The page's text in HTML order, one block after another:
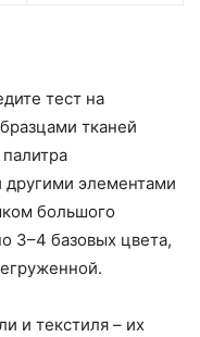
тест на
тканей
другими элементами
большого
3–4 базовых цвета,
и текстиля – их